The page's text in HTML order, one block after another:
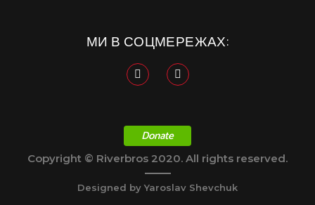
МИ В СОЦМЕРЕЖАХ:
Donate
Copyright © Riverbros 2020. All rights reserved.
Designed by Yaroslav Shevchuk